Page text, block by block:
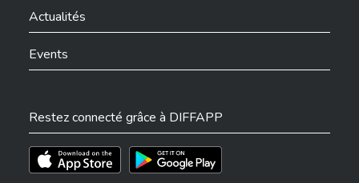
Actualités
Events
Restez connecté grâce à DIFFAPP
Téléchargez l'app sur l'App StoreTéléchargez l'app sur Play Store